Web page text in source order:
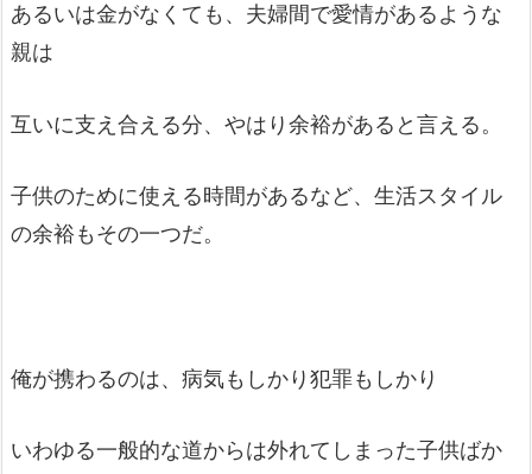
あるいは金がなくても、夫婦間で愛情があるような
親は
互いに支え合える分、やはり余裕があると言える。
子供のために使える時間があるなど、生活スタイル
の余裕もその一つだ。
俺が携わるのは、病気もしかり犯罪もしかり
いわゆる一般的な道からは外れてしまった子供ばか